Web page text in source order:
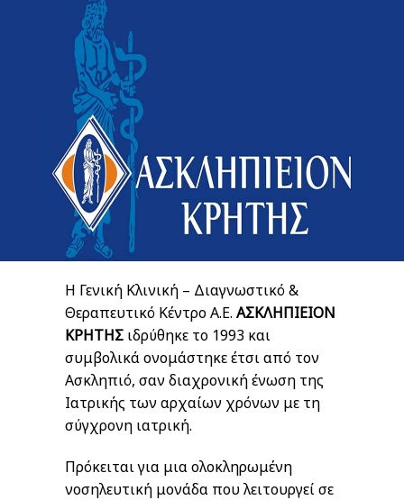
H Γενική Κλινική – Διαγνωστικό &
Θεραπευτικό Κέντρο Α.Ε. ΑΣΚΛΗΠΙΕΙΟΝ
ΚΡΗΤΗΣ ιδρύθηκε το 1993 και
συμβολικά ονομάστηκε έτσι από τον
Ασκληπιό, σαν διαχρονική ένωση της
Ιατρικής των αρχαίων χρόνων με τη
σύγχρονη ιατρική.
Πρόκειται για μια ολοκληρωμένη
νοσηλευτική μονάδα που λειτουργεί σε